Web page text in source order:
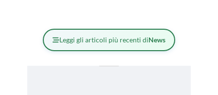
Leggi gli articoli più recenti diNews